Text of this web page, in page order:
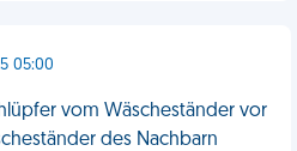
05:00
vom Wäscheständer vor
des Nachbarn